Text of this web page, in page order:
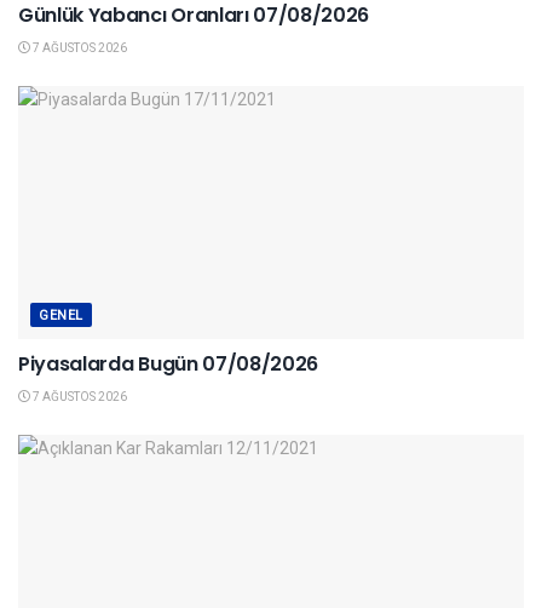
Günlük Yabancı Oranları 07/08/2026
7 AĞUSTOS 2026
GENEL
Piyasalarda Bugün 07/08/2026
7 AĞUSTOS 2026